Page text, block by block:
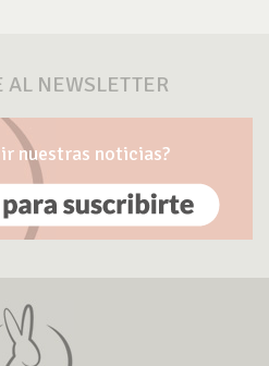
AL NEWSLETTER
nuestras noticias?